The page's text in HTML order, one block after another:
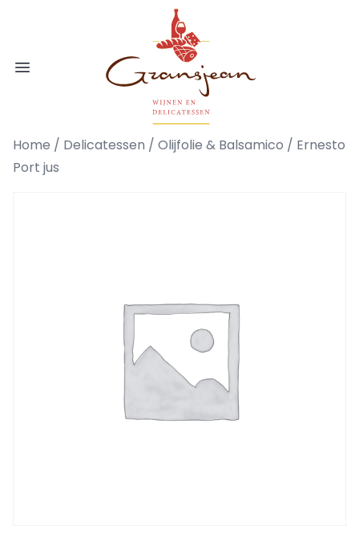
Open menu
Gransjean - Wijn - Broodjes -
Home / Delicatessen / Olijfolie & Balsamico / Ernesto
Port jus